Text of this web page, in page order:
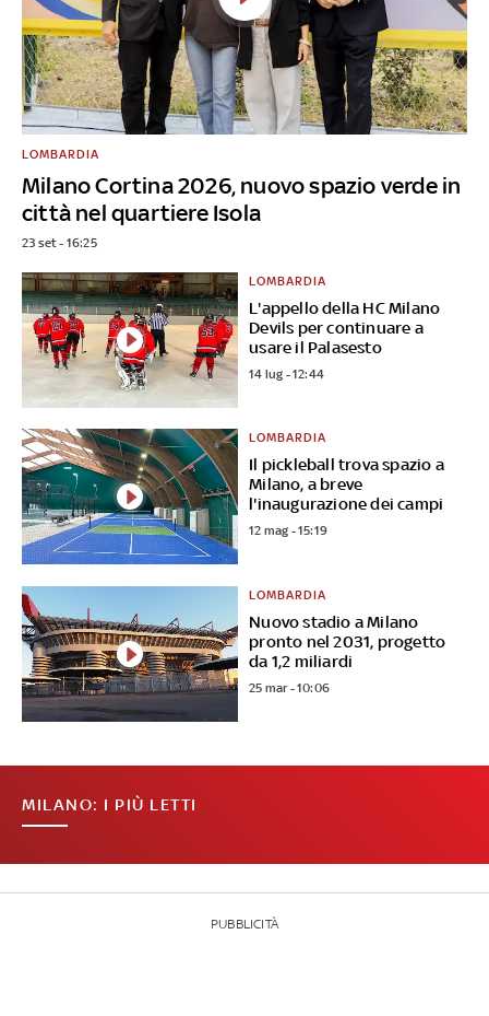
Milano Cortina 2026, nuovo spazio verde in
città nel quartiere Isola
LOMBARDIA
23 set - 16:25
L'appello della HC Milano
Devils per continuare a
usare il Palasesto
LOMBARDIA
14 lug - 12:44
Il pickleball trova spazio a
Milano, a breve
l'inaugurazione dei campi
LOMBARDIA
12 mag - 15:19
Nuovo stadio a Milano
pronto nel 2031, progetto
da 1,2 miliardi
LOMBARDIA
25 mar - 10:06
MILANO: I PIÙ LETTI
PUBBLICITÀ